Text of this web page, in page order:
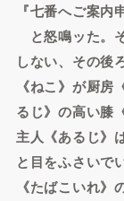
『七番へご案内
と怒鳴ッた。
しない、その後
《ねこ》が厨
るじ》の高い膝
主人《あるじ》
と目をふさいで
《たばこいれ